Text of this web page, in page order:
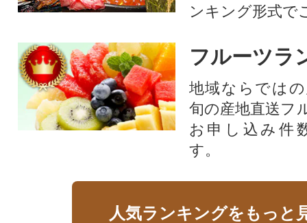
ンキング形式で
フルーツラ
地域ならでは
旬の産地直送フ
お申し込み件
す。
人気ランキングをもっと